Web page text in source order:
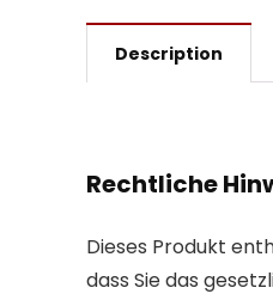
Description
Rechtliche
Dieses Produkt
dass Sie das